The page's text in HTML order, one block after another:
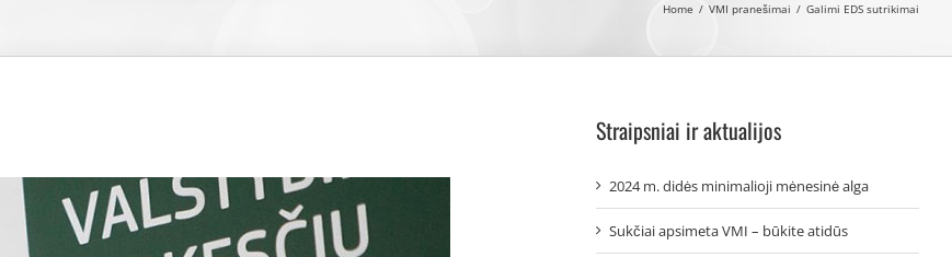
Home / VMI pranešimai / Galimi EDS sutrikimai
Straipsniai ir aktualijos
2024 m. didės minimalioji mėnesinė alga
Sukčiai apsimeta VMI – būkite atidūs